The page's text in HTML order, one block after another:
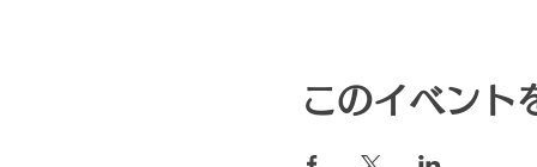
このイベント